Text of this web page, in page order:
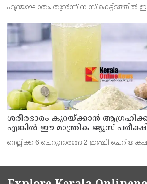
ഹൃദയാഘാതം. തുടർന്ന് ബസ് കെട്ടിടത്തിൽ
ശരീരഭാരം കുറയ്ക്കാൻ
എങ്കിൽ ഈ മാന്ത്രിക ജ്യൂസ്
നെല്ലിക്ക 6 ചെറുനാരങ്ങ 2 ഇഞ്ചി ചെറിയ